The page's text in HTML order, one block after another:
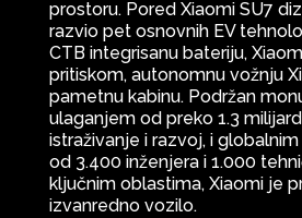
prostoru. Pored Xiaomi SU7
razvio pet osnovnih EV
CTB integrisanu bateriju,
pritiskom, autonomnu vožnju
pametnu kabinu. Podržan
ulaganjem od preko 1.3
istraživanje i razvoj, i
od 3.400 inženjera i 1.000
ključnim oblastima, Xiaomi je
izvanredno vozilo.